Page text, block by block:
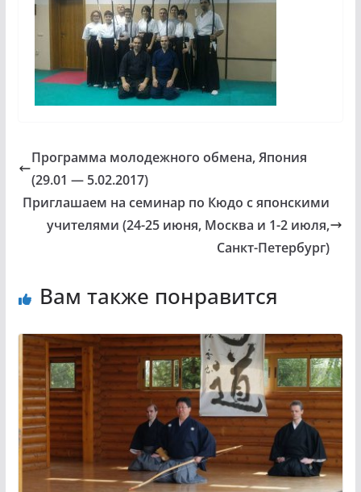
Программа молодежного обмена, Япония
(29.01 — 5.02.2017)
Приглашаем на семинар по Кюдо с японскими
учителями (24-25 июня, Москва и 1-2 июля,
Санкт-Петербург)
Вам также понравится